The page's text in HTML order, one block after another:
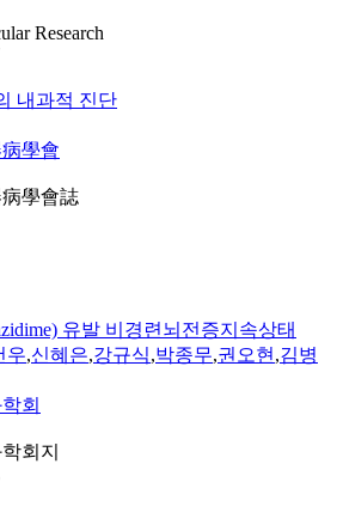
Research
내과적 진단
學會
學會誌
유발 비경련뇌전증지속상태
우,신혜은,강규식,박종무,권오현,김병
회
회지